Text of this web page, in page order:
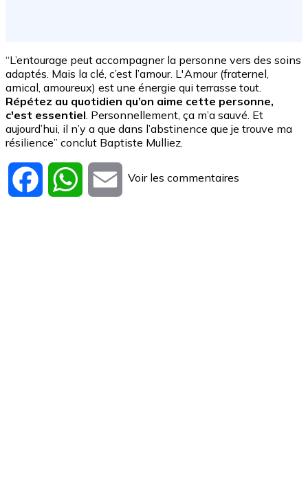
“L’entourage peut accompagner la personne vers des soins
adaptés. Mais la clé, c’est l’amour. L'Amour (fraternel,
amical, amoureux) est une énergie qui terrasse tout.
Répétez au quotidien qu’on aime cette personne,
c'est essentiel . Personnellement, ça m’a sauvé. Et
aujourd’hui, il n’y a que dans l’abstinence que je trouve ma
résilience” conclut Baptiste Mulliez.
Facebook WhatsApp
Email
Voir les commentaires